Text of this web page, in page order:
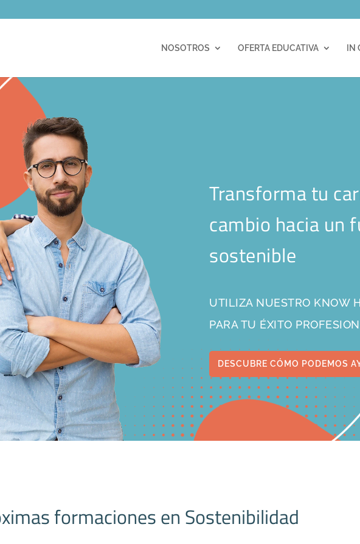
NOSOTROS OFERTA EDUCATIVA IN
Transforma tu
cambio hacia un
sostenible
UTILIZA NUESTRO KNOW
PARA TU ÉXITO
DESCUBRE CÓMO PODEMOS
formaciones en Sostenibilidad